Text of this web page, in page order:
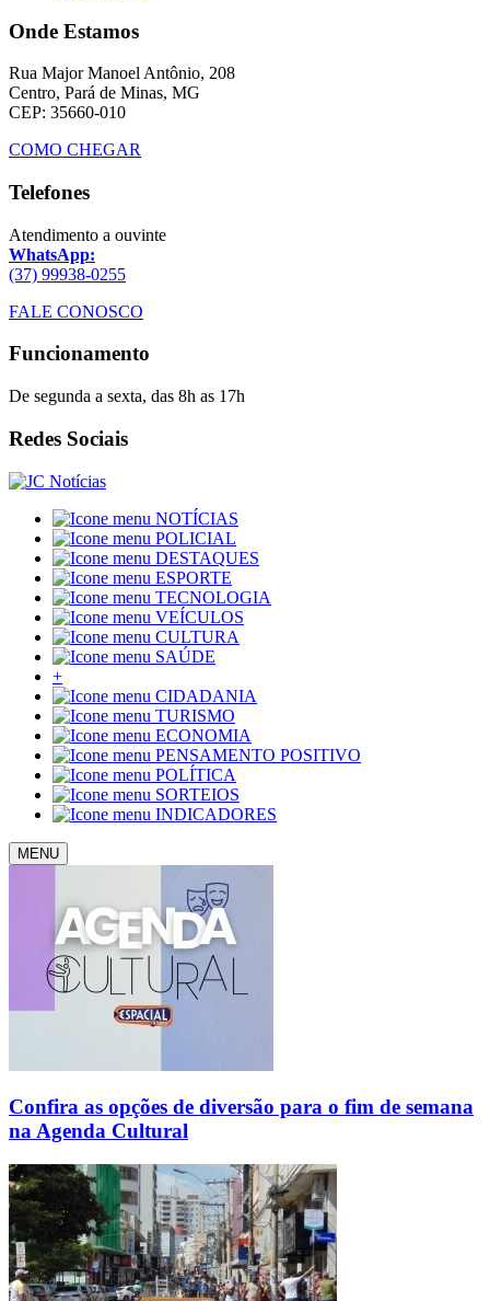
Onde Estamos
Rua Major Manoel Antônio, 208
Centro, Pará de Minas, MG
CEP: 35660-010
COMO CHEGAR
Telefones
Atendimento a ouvinte
WhatsApp:
(37) 99938-0255
FALE CONOSCO
Funcionamento
De segunda a sexta, das 8h as 17h
Redes Sociais
NOTÍCIAS
POLICIAL
DESTAQUES
ESPORTE
TECNOLOGIA
VEÍCULOS
CULTURA
SAÚDE
+
CIDADANIA
TURISMO
ECONOMIA
PENSAMENTO POSITIVO
POLÍTICA
SORTEIOS
INDICADORES
MENU
Confira as opções de diversão para o fim de semana
na Agenda Cultural